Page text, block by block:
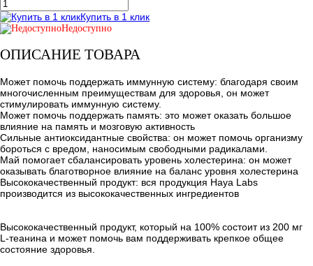
Купить в 1 клик
Недоступно
ОПИСАНИЕ ТОВАРА
Может помочь поддержать иммунную систему: благодаря своим
многочисленным преимуществам для здоровья, он может
стимулировать иммунную систему.
Может помочь поддержать память: это может оказать большое
влияние на память и мозговую активность
Сильные антиоксидантные свойства: он может помочь организму
бороться с вредом, наносимым свободными радикалами.
Май помогает сбалансировать уровень холестерина: он может
оказывать благотворное влияние на баланс уровня холестерина
Высококачественный продукт: вся продукция Haya Labs
производится из высококачественных ингредиентов
Высококачественный продукт, который на 100% состоит из 200 мг
L-теанина и может помочь вам поддерживать крепкое общее
состояние здоровья.